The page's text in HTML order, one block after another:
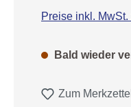
Preise inkl.
Bald wieder
Zum